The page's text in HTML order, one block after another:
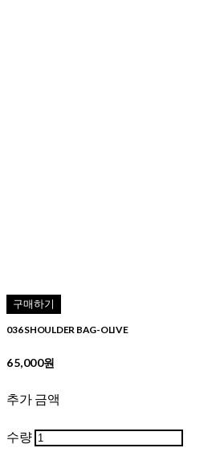
구매하기
036 SHOULDER BAG-OLIVE
65,000원
추가 금액
수량